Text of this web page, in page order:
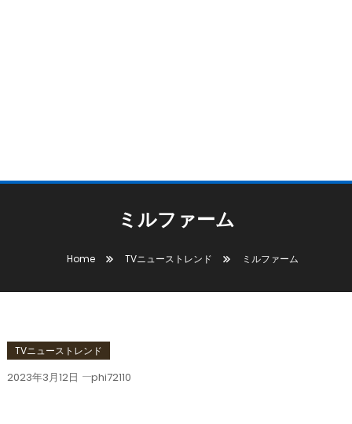
ミルファーム
Home TVニューストレンド ミルファーム
TVニューストレンド
2023年3月12日 phi72110